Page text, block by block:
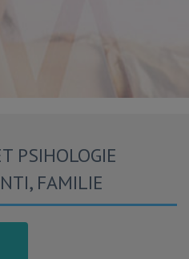
PSIHOLOGIE
FAMILIE